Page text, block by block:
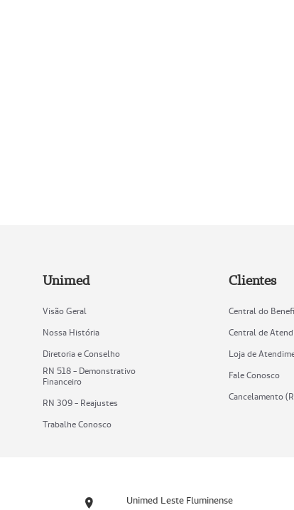
Unimed
Visão Geral
Nossa História
Diretoria e Conselho
RN 518 - Demonstrativo
Financeiro
RN 309 - Reajustes
Trabalhe Conosco
Clientes
Central do
Central de
Loja de
Fale Conosco
Cancelamento
Unimed Leste Fluminense